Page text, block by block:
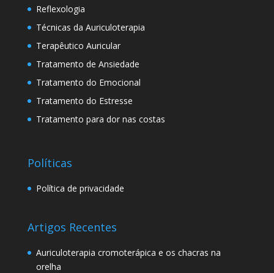
Reflexologia
Técnicas da Auriculoterapia
Terapêutico Auricular
Tratamento de Ansiedade
Tratamento do Emocional
Tratamento do Estresse
Tratamento para dor nas costas
Políticas
Política de privacidade
Artigos Recentes
Auriculoterapia cromoterápica e os chacras na
orelha